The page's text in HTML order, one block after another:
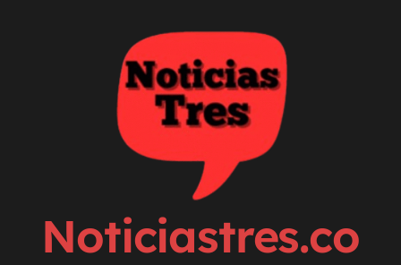
Noticiastres.co